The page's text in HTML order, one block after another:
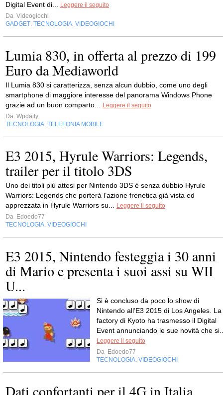
Digital Event di...
Leggere il seguito
Da Videogiochi
GADGET TECNOLOGIA VIDEOGIOCHI
Lumia 830, in offerta al prezzo di 199
Euro da Mediaworld
Il Lumia 830 si caratterizza, senza alcun dubbio, come uno degli
smartphone di maggiore interesse del panorama Windows Phone
grazie ad un buon comparto...
Leggere il seguito
Da Wpdaily
TECNOLOGIA TELEFONIA MOBILE
E3 2015, Hyrule Warriors: Legends,
trailer per il titolo 3DS
Uno dei titoli più attesi per Nintendo 3DS è senza dubbio Hyrule
Warriors: Legends che porterà l’azione frenetica già vista ed
apprezzata in Hyrule Warriors su...
Leggere il seguito
Da Edoedo77
TECNOLOGIA VIDEOGIOCHI
E3 2015, Nintendo festeggia i 30 anni
di Mario e presenta i suoi assi su WII
U...
Si è concluso da poco lo show di
Nintendo all’E3 2015 di Los Angeles. La
factory di Kyoto ha trasmesso il Digital
Event annunciando le sue novità che
Leggere il seguito
Da Edoedo77
TECNOLOGIA VIDEOGIOCHI
Dati confortanti per il 4G in Italia